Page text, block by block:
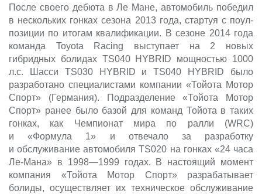
После своего дебюта в Ле Мане, автомобиль победил
в нескольких гонках сезона 2013 года, стартуя с поул-
позиции по итогам квалификации. В сезоне 2014 года
команда Toyota Racing выступает на 2 новых
гибридных болидах TS040 HYBRID мощностью 1000
л.с. Шасси TS030 HYBRID и TS040 HYBRID было
разработано специалистами компании «Тойота Мотор
Спорт» (Германия). Подразделение «Тойота Мотор
Спорт» ранее было базой для команд Тойота в таких
гонках, как Чемпионат мира по ралли (WRC)
и «Формула 1» и отвечало за разработку
и обслуживание автомобиля TS020 на гонках «24 часа
Ле-Мана» в 1998—1999 годах. В настоящий момент
компания «Тойота Мотор Спорт» разрабатывает
болиды, осуществляет их техническое обслуживание